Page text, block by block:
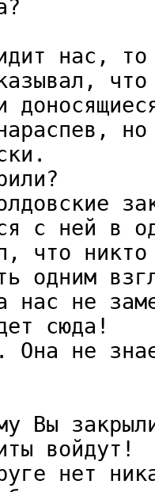
нас, то
что
с ней в
что
одним
нас не
сюда!
Она не
Вы
войдут!
нет